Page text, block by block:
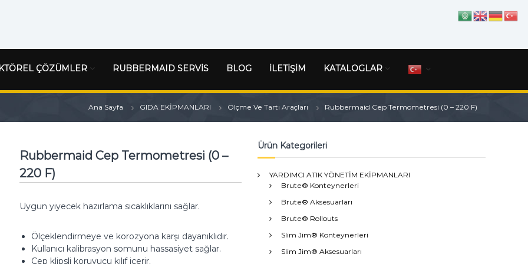
ÇÖZÜMLER RUBBERMAID SERVİS BLOG İLETİŞİM KATALOGLAR
Ana Sayfa GIDA EKİPMANLARI Ölçme Ve Tartı Araçları Rubbermaid Cep Termometresi (0 – 220 F)
Rubbermaid Cep Termometresi (0 –
220 F)
Uygun yiyecek hazırlama sıcaklıklarını sağlar.
Ölçeklendirmeye ve korozyona karşı dayanıklıdır.
Kullanıcı kalibrasyon somunu hassasiyet sağlar.
Cep klipsli koruyucu kılıf içerir.
Ürün Kategorileri
YARDIMCI ATIK YÖNETİM EKİPMANLARI
Brute® Konteynerleri
Brute® Aksesuarları
Brute® Rollouts
Slim Jim® Konteynerleri
Slim Jim® Aksesuarları